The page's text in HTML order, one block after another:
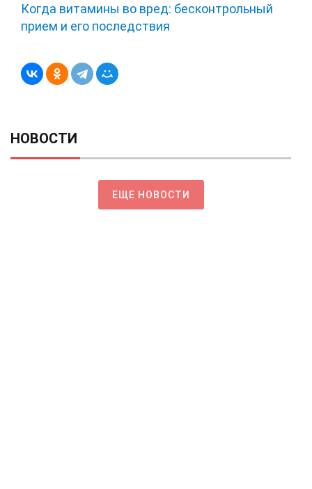
Когда витамины во вред: бесконтрольный
прием и его последствия
НОВОСТИ
ЕЩЕ НОВОСТИ